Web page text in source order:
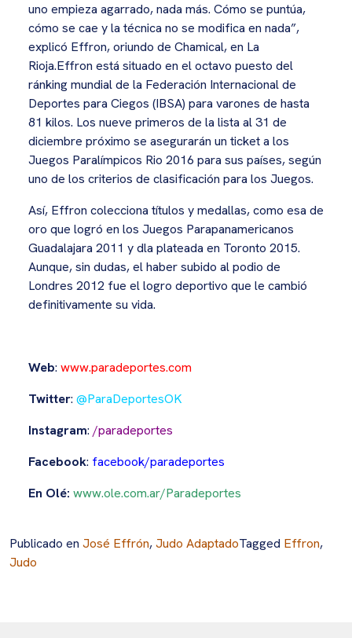
uno empieza agarrado, nada más. Cómo se puntúa,
cómo se cae y la técnica no se modifica en nada”,
explicó Effron, oriundo de Chamical, en La
Rioja.Effron está situado en el octavo puesto del
ránking mundial de la Federación Internacional de
Deportes para Ciegos (IBSA) para varones de hasta
81 kilos. Los nueve primeros de la lista al 31 de
diciembre próximo se asegurarán un ticket a los
Juegos Paralímpicos Rio 2016 para sus países, según
uno de los criterios de clasificación para los Juegos.
Así, Effron colecciona títulos y medallas, como esa de
oro que logró en los Juegos Parapanamericanos
Guadalajara 2011 y dla plateada en Toronto 2015.
Aunque, sin dudas, el haber subido al podio de
Londres 2012 fue el logro deportivo que le cambió
definitivamente su vida.
Web: www.paradeportes.com
Twitter: @ParaDeportesOK
Instagram: /paradeportes
Facebook: facebook/paradeportes
En Olé: www.ole.com.ar/Paradeportes
Publicado en José Effrón,Judo AdaptadoTagged Effron,
Judo